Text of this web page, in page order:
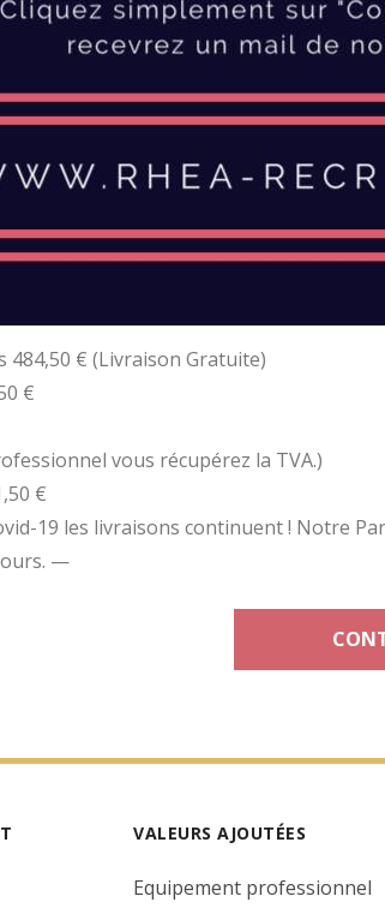
484,50 € (Livraison Gratuite)
€
vous récupérez la TVA.)
€
19 les livraisons continuent ! Notre
—
VALEURS AJOUTÉES
Equipement professionnel